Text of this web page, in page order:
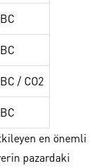
/ CO2
en önemli
pazardaki